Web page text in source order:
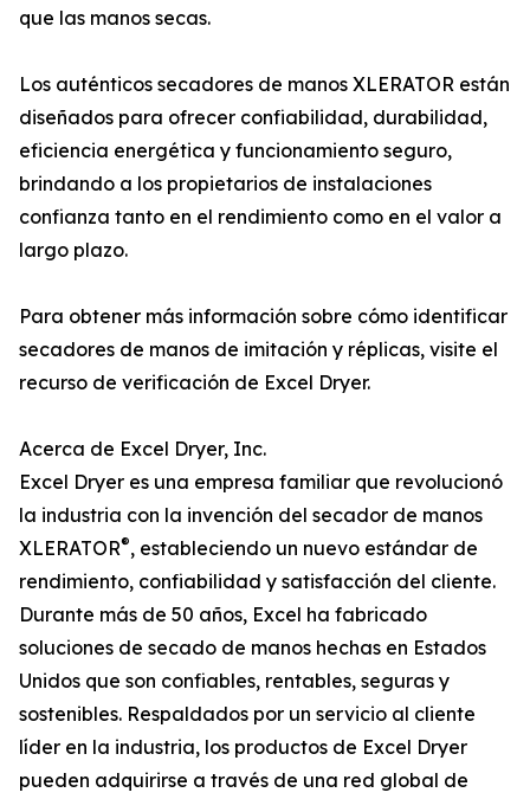
que las manos secas.
Los auténticos secadores de manos XLERATOR están
diseñados para ofrecer confiabilidad, durabilidad,
eficiencia energética y funcionamiento seguro,
brindando a los propietarios de instalaciones
confianza tanto en el rendimiento como en el valor a
largo plazo.
Para obtener más información sobre cómo identificar
secadores de manos de imitación y réplicas, visite el
recurso de verificación de Excel Dryer.
Acerca de Excel Dryer, Inc.
Excel Dryer es una empresa familiar que revolucionó
la industria con la invención del secador de manos
XLERATOR®, estableciendo un nuevo estándar de
rendimiento, confiabilidad y satisfacción del cliente.
Durante más de 50 años, Excel ha fabricado
soluciones de secado de manos hechas en Estados
Unidos que son confiables, rentables, seguras y
sostenibles. Respaldados por un servicio al cliente
líder en la industria, los productos de Excel Dryer
pueden adquirirse a través de una red global de